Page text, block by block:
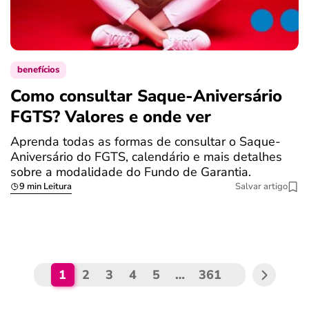
benefícios
Como consultar Saque-Aniversário
FGTS? Valores e onde ver
Aprenda todas as formas de consultar o Saque-
Aniversário do FGTS, calendário e mais detalhes
sobre a modalidade do Fundo de Garantia.
9 min Leitura Salvar artigo
1 2 3 4 5 … 361